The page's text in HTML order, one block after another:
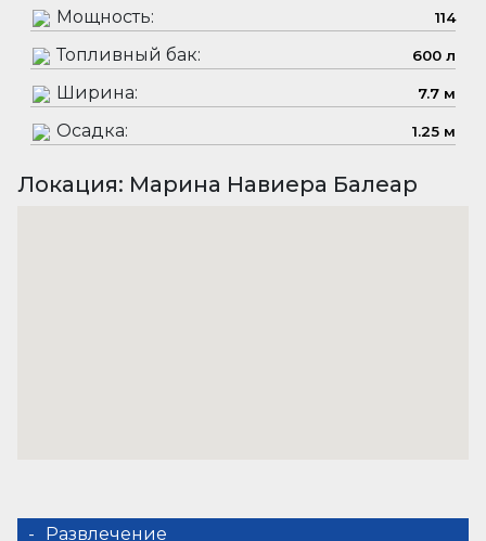
Мощность: 114
Топливный бак: 600 л
Ширина: 7.7 м
Осадка: 1.25 м
Локация: Марина Навиера Балеар
Развлечение